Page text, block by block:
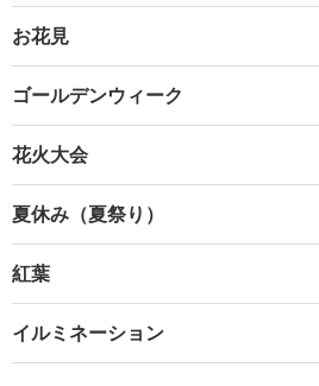
お花見
ゴールデンウィーク
花火大会
夏休み（夏祭り）
紅葉
イルミネーション